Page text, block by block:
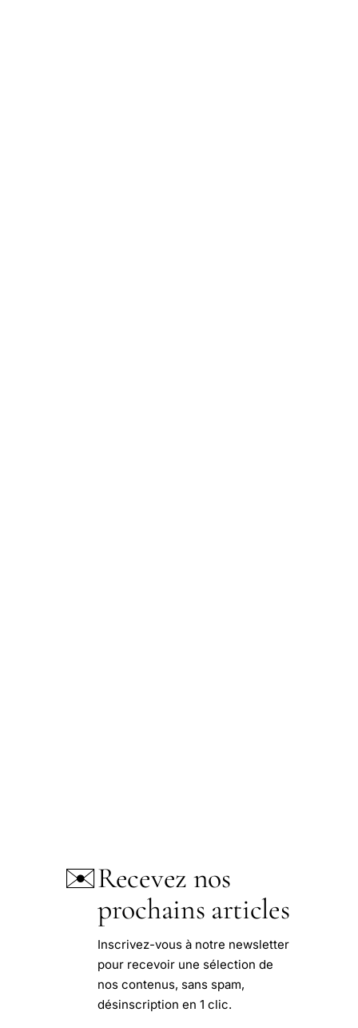
✉️Recevez nos
prochains articles
Inscrivez-vous à notre newsletter
pour recevoir une sélection de
nos contenus, sans spam,
désinscription en 1 clic.